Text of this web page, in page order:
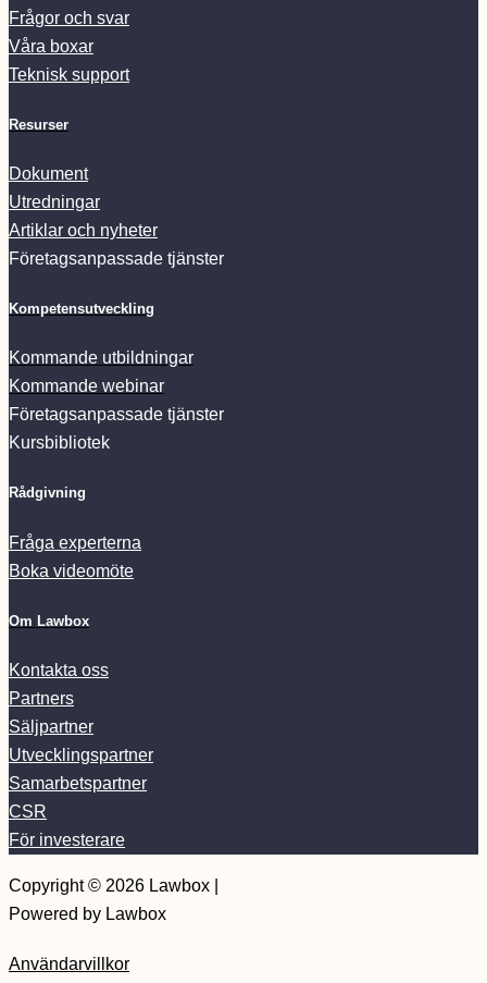
Frågor och svar
Våra boxar
Teknisk support
Resurser
Dokument
Utredningar
Artiklar och nyheter
Företagsanpassade tjänster
Kompetensutveckling
Kommande utbildningar
Kommande webinar
Företagsanpassade tjänster
Kursbibliotek
Rådgivning
Fråga experterna
Boka videomöte
Om Lawbox
Kontakta oss
Partners
Säljpartner
Utvecklingspartner
Samarbetspartner
CSR
För investerare
Copyright © 2026 Lawbox |
Powered by Lawbox
Användarvillkor